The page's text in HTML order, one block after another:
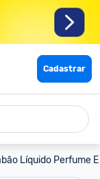
Cadastrar
Líquido Perfume